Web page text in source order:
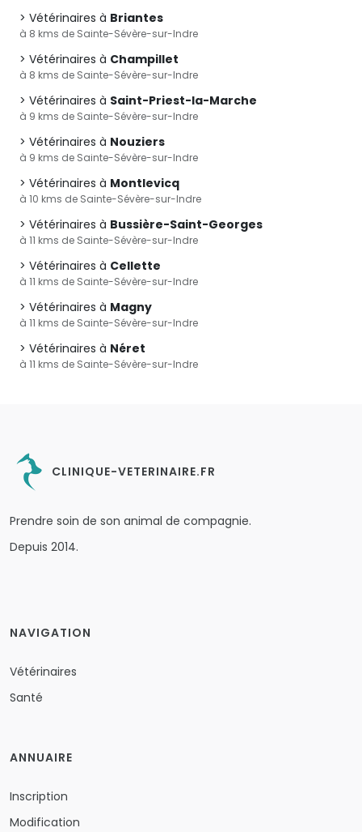
Vétérinaires à Briantes
à 8 kms de Sainte-Sévère-sur-Indre
Vétérinaires à Champillet
à 8 kms de Sainte-Sévère-sur-Indre
Vétérinaires à Saint-Priest-la-Marche
à 9 kms de Sainte-Sévère-sur-Indre
Vétérinaires à Nouziers
à 9 kms de Sainte-Sévère-sur-Indre
Vétérinaires à Montlevicq
à 10 kms de Sainte-Sévère-sur-Indre
Vétérinaires à Bussière-Saint-Georges
à 11 kms de Sainte-Sévère-sur-Indre
Vétérinaires à Cellette
à 11 kms de Sainte-Sévère-sur-Indre
Vétérinaires à Magny
à 11 kms de Sainte-Sévère-sur-Indre
Vétérinaires à Néret
à 11 kms de Sainte-Sévère-sur-Indre
CLINIQUE-VETERINAIRE.FR
Prendre soin de son animal de compagnie.
Depuis 2014.
NAVIGATION
Vétérinaires
Santé
ANNUAIRE
Inscription
Modification